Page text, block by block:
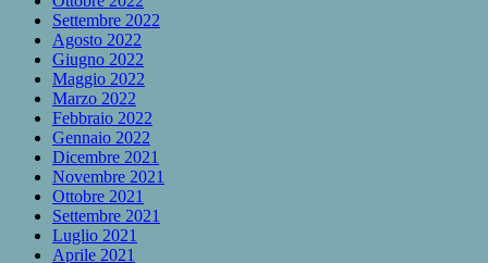
Settembre 2022
Agosto 2022
Giugno 2022
Maggio 2022
Marzo 2022
Febbraio 2022
Gennaio 2022
Dicembre 2021
Novembre 2021
Ottobre 2021
Settembre 2021
Luglio 2021
Aprile 2021